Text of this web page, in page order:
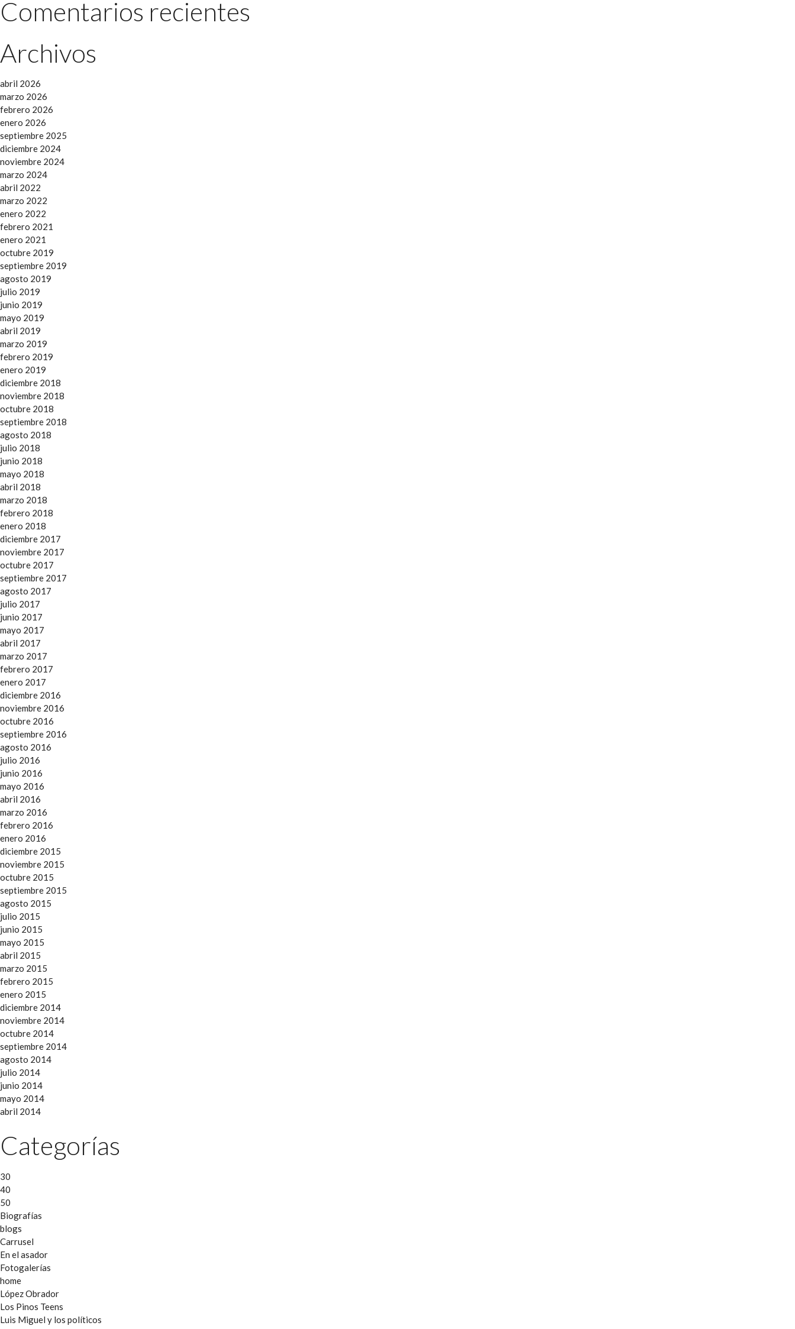
Comentarios recientes
Archivos
abril 2026
marzo 2026
febrero 2026
enero 2026
septiembre 2025
diciembre 2024
noviembre 2024
marzo 2024
abril 2022
marzo 2022
enero 2022
febrero 2021
enero 2021
octubre 2019
septiembre 2019
agosto 2019
julio 2019
junio 2019
mayo 2019
abril 2019
marzo 2019
febrero 2019
enero 2019
diciembre 2018
noviembre 2018
octubre 2018
septiembre 2018
agosto 2018
julio 2018
junio 2018
mayo 2018
abril 2018
marzo 2018
febrero 2018
enero 2018
diciembre 2017
noviembre 2017
octubre 2017
septiembre 2017
agosto 2017
julio 2017
junio 2017
mayo 2017
abril 2017
marzo 2017
febrero 2017
enero 2017
diciembre 2016
noviembre 2016
octubre 2016
septiembre 2016
agosto 2016
julio 2016
junio 2016
mayo 2016
abril 2016
marzo 2016
febrero 2016
enero 2016
diciembre 2015
noviembre 2015
octubre 2015
septiembre 2015
agosto 2015
julio 2015
junio 2015
mayo 2015
abril 2015
marzo 2015
febrero 2015
enero 2015
diciembre 2014
noviembre 2014
octubre 2014
septiembre 2014
agosto 2014
julio 2014
junio 2014
mayo 2014
abril 2014
Categorías
30
40
50
Biografías
blogs
Carrusel
En el asador
Fotogalerías
home
López Obrador
Los Pinos Teens
Luis Miguel y los políticos